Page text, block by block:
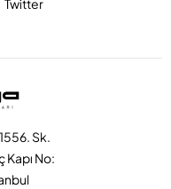
Twitter
Sk.
Kapı No: